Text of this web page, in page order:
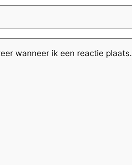
wanneer ik een reactie plaats.